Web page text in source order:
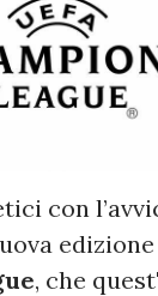
con
, che